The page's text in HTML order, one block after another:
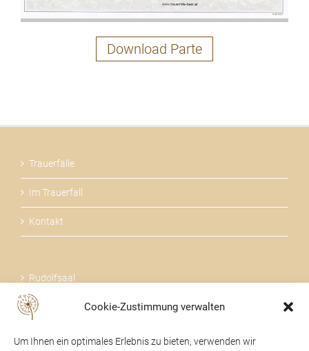
Cookie-Zustimmung verwalten
Um Ihnen ein optimales Erlebnis zu bieten, verwenden wir
Download Parte
Trauerfälle
Im Trauerfall
Kontakt
Rudolfsaal
Über uns